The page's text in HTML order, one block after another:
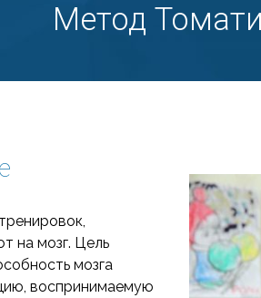
Метод
на мозг. Цель
мозга
воспринимаемую